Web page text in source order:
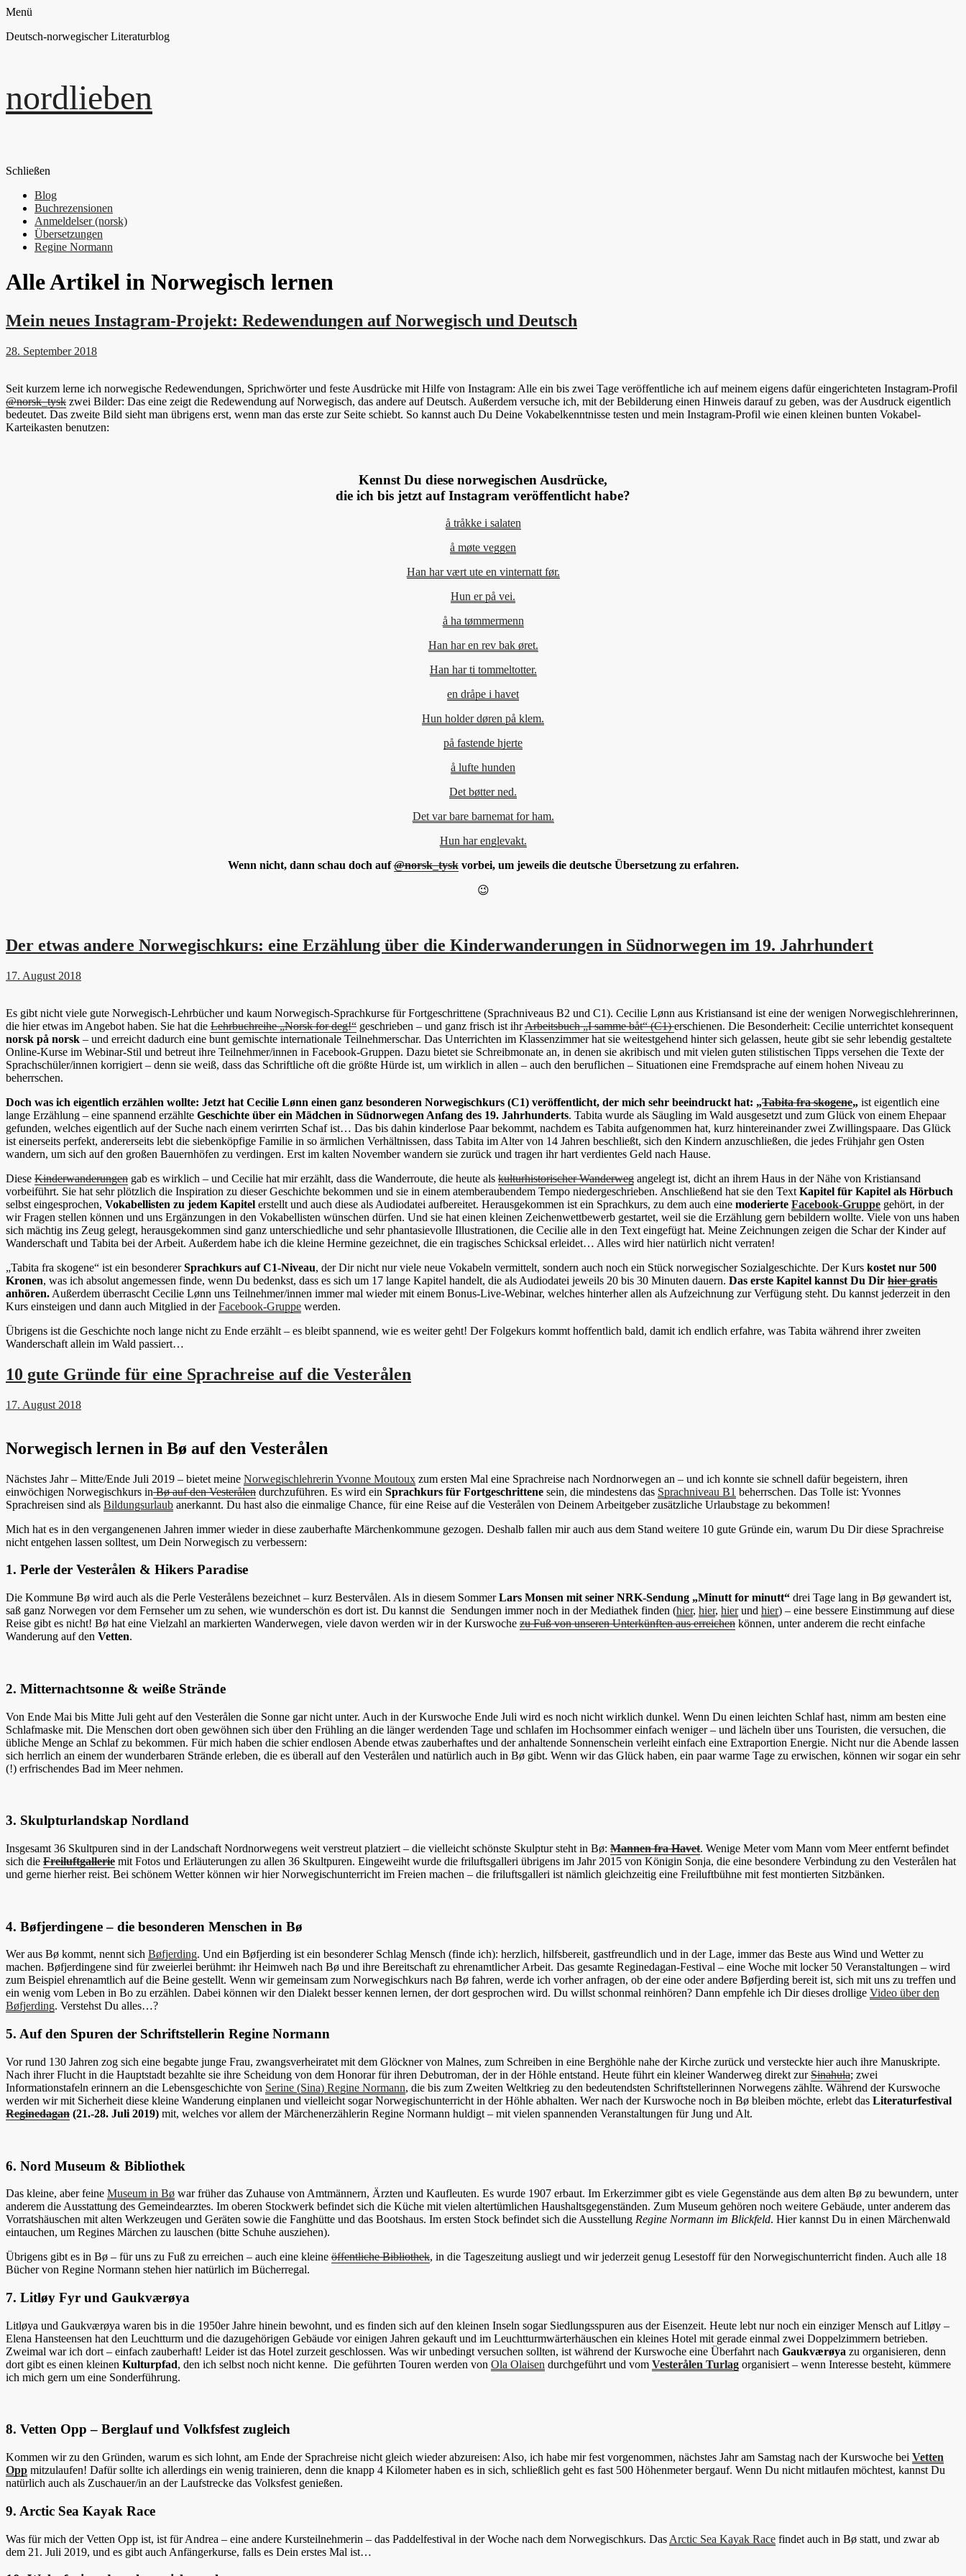
Menü
Deutsch-norwegischer Literaturblog
nordlieben
Schließen
Blog
Buchrezensionen
Anmeldelser (norsk)
Übersetzungen
Regine Normann
Alle Artikel in Norwegisch lernen
Mein neues Instagram-Projekt: Redewendungen auf Norwegisch und Deutsch
28. September 2018
Seit kurzem lerne ich norwegische Redewendungen, Sprichwörter und feste Ausdrücke mit Hilfe von Instagram: Alle ein bis zwei Tage veröffentliche ich auf meinem eigens dafür eingerichteten Instagram-Profil
@norsk_tysk zwei Bilder: Das eine zeigt die Redewendung auf Norwegisch, das andere auf Deutsch. Außerdem versuche ich, mit der Bebilderung einen Hinweis darauf zu geben, was der Ausdruck eigentlich
bedeutet. Das zweite Bild sieht man übrigens erst, wenn man das erste zur Seite schiebt. So kannst auch Du Deine Vokabelkenntnisse testen und mein Instagram-Profil wie einen kleinen bunten Vokabel-
Karteikasten benutzen:
Kennst Du diese norwegischen Ausdrücke,
die ich bis jetzt auf Instagram veröffentlicht habe?
å tråkke i salaten
å møte veggen
Han har vært ute en vinternatt før.
Hun er på vei.
å ha tømmermenn
Han har en rev bak øret.
Han har ti tommeltotter.
en dråpe i havet
Hun holder døren på klem.
på fastende hjerte
å lufte hunden
Det bøtter ned.
Det var bare barnemat for ham.
Hun har englevakt.
Wenn nicht, dann schau doch auf@norsk_tyskvorbei, um jeweils die deutsche Übersetzung zu erfahren.
😉
Der etwas andere Norwegischkurs: eine Erzählung über die Kinderwanderungen in Südnorwegen im 19. Jahrhundert
17. August 2018
Es gibt nicht viele gute Norwegisch-Lehrbücher und kaum Norwegisch-Sprachkurse für Fortgeschrittene (Sprachniveaus B2 und C1). Cecilie Lønn aus Kristiansand ist eine der wenigen Norwegischlehrerinnen,
die hier etwas im Angebot haben. Sie hat die Lehrbuchreihe „Norsk for deg!“ geschrieben – und ganz frisch ist ihrArbeitsbuch „I samme båt“ (C1)erschienen. Die Besonderheit: Cecilie unterrichtet konsequent
norsk på norsk – und erreicht dadurch eine bunt gemischte internationale Teilnehmerschar. Das Unterrichten im Klassenzimmer hat sie weitestgehend hinter sich gelassen, heute gibt sie sehr lebendig gestaltete
Online-Kurse im Webinar-Stil und betreut ihre Teilnehmer/innen in Facebook-Gruppen. Dazu bietet sie Schreibmonate an, in denen sie akribisch und mit vielen guten stilistischen Tipps versehen die Texte der
Sprachschüler/innen korrigiert – denn sie weiß, dass das Schriftliche oft die größte Hürde ist, um wirklich in allen – auch den beruflichen – Situationen eine Fremdsprache auf einem hohen Niveau zu
beherrschen.
Doch was ich eigentlich erzählen wollte: Jetzt hat Cecilie Lønn einen ganz besonderen Norwegischkurs (C1) veröffentlicht, der mich sehr beeindruckt hat: „Tabita fra skogene„ ist eigentlich eine
lange Erzählung – eine spannend erzählte Geschichte über ein Mädchen in Südnorwegen Anfang des 19. Jahrhunderts. Tabita wurde als Säugling im Wald ausgesetzt und zum Glück von einem Ehepaar
gefunden, welches eigentlich auf der Suche nach einem verirrten Schaf ist… Das bis dahin kinderlose Paar bekommt, nachdem es Tabita aufgenommen hat, kurz hintereinander zwei Zwillingspaare. Das Glück
ist einerseits perfekt, andererseits lebt die siebenköpfige Familie in so ärmlichen Verhältnissen, dass Tabita im Alter von 14 Jahren beschließt, sich den Kindern anzuschließen, die jedes Frühjahr gen Osten
wandern, um sich auf den großen Bauernhöfen zu verdingen. Erst im kalten November wandern sie zurück und tragen ihr hart verdientes Geld nach Hause.
Diese Kinderwanderungen gab es wirklich – und Cecilie hat mir erzählt, dass die Wanderroute, die heute als kulturhistorischer Wanderweg angelegt ist, dicht an ihrem Haus in der Nähe von Kristiansand
vorbeiführt. Sie hat sehr plötzlich die Inspiration zu dieser Geschichte bekommen und sie in einem atemberaubendem Tempo niedergeschrieben. Anschließend hat sie den Text Kapitel für Kapitel als Hörbuch
selbst eingesprochen, Vokabellisten zu jedem Kapitel erstellt und auch diese als Audiodatei aufbereitet. Herausgekommen ist ein Sprachkurs, zu dem auch eine moderierte Facebook-Gruppe gehört, in der
wir Fragen stellen können und uns Ergänzungen in den Vokabellisten wünschen dürfen. Und sie hat einen kleinen Zeichenwettbewerb gestartet, weil sie die Erzählung gern bebildern wollte. Viele von uns haben
sich mächtig ins Zeug gelegt, herausgekommen sind ganz unterschiedliche und sehr phantasievolle Illustrationen, die Cecilie alle in den Text eingefügt hat. Meine Zeichnungen zeigen die Schar der Kinder auf
Wanderschaft und Tabita bei der Arbeit. Außerdem habe ich die kleine Hermine gezeichnet, die ein tragisches Schicksal erleidet… Alles wird hier natürlich nicht verraten!
„Tabita fra skogene“ ist ein besondererSprachkurs auf C1-Niveau, der Dir nicht nur viele neue Vokabeln vermittelt, sondern auch noch ein Stück norwegischer Sozialgeschichte. Der Kurs kostet nur 500
Kronen, was ich absolut angemessen finde, wenn Du bedenkst, dass es sich um 17 lange Kapitel handelt, die als Audiodatei jeweils 20 bis 30 Minuten dauern. Das erste Kapitel kannst Du Dir hier gratis
anhören. Außerdem überrascht Cecilie Lønn uns Teilnehmer/innen immer mal wieder mit einem Bonus-Live-Webinar, welches hinterher allen als Aufzeichnung zur Verfügung steht. Du kannst jederzeit in den
Kurs einsteigen und dann auch Mitglied in derFacebook-Gruppe werden.
Übrigens ist die Geschichte noch lange nicht zu Ende erzählt – es bleibt spannend, wie es weiter geht! Der Folgekurs kommt hoffentlich bald, damit ich endlich erfahre, was Tabita während ihrer zweiten
Wanderschaft allein im Wald passiert…
10 gute Gründe für eine Sprachreise auf die Vesterålen
17. August 2018
Norwegisch lernen in Bø auf den Vesterålen
Nächstes Jahr – Mitte/Ende Juli 2019 – bietet meine Norwegischlehrerin Yvonne Moutoux zum ersten Mal eine Sprachreise nach Nordnorwegen an – und ich konnte sie schnell dafür begeistern, ihren
einwöchigen Norwegischkurs inBø auf den Vesterålen durchzuführen. Es wird ein Sprachkurs für Fortgeschrittene sein, die mindestens das Sprachniveau B1 beherrschen. Das Tolle ist: Yvonnes
Sprachreisen sind als Bildungsurlaub anerkannt. Du hast also die einmalige Chance, für eine Reise auf die Vesterålen von Deinem Arbeitgeber zusätzliche Urlaubstage zu bekommen!
Mich hat es in den vergangenenen Jahren immer wieder in diese zauberhafte Märchenkommune gezogen. Deshalb fallen mir auch aus dem Stand weitere 10 gute Gründe ein, warum Du Dir diese Sprachreise
nicht entgehen lassen solltest, um Dein Norwegisch zu verbessern:
1. Perle der Vesterålen & Hikers Paradise
Die Kommune Bø wird auch als die Perle Vesterålens bezeichnet – kurz Bestervålen. Als in diesem SommerLars Monsen mit seiner NRK-Sendung „Minutt for minutt“ drei Tage lang in Bø gewandert ist,
saß ganz Norwegen vor dem Fernseher um zu sehen, wie wunderschön es dort ist. Du kannst die Sendungen immer noch in der Mediathek finden (hier, hier, hierund hier) – eine bessere Einstimmung auf diese
Reise gibt es nicht! Bø hat eine Vielzahl an markierten Wanderwegen, viele davon werden wir in der Kurswoche zu Fuß von unseren Unterkünften aus erreichen können, unter anderem die recht einfache
Wanderung auf den Vetten.
2. Mitternachtsonne & weiße Strände
Von Ende Mai bis Mitte Juli geht auf den Vesterålen die Sonne gar nicht unter. Auch in der Kurswoche Ende Juli wird es noch nicht wirklich dunkel. Wenn Du einen leichten Schlaf hast, nimm am besten eine
Schlafmaske mit. Die Menschen dort oben gewöhnen sich über den Frühling an die länger werdenden Tage und schlafen im Hochsommer einfach weniger – und lächeln über uns Touristen, die versuchen, die
übliche Menge an Schlaf zu bekommen. Für mich haben die schier endlosen Abende etwas zauberhaftes und der anhaltende Sonnenschein verleiht einfach eine Extraportion Energie. Nicht nur die Abende lassen
sich herrlich an einem der wunderbaren Strände erleben, die es überall auf den Vesterålen und natürlich auch in Bø gibt. Wenn wir das Glück haben, ein paar warme Tage zu erwischen, können wir sogar ein sehr
(!) erfrischendes Bad im Meer nehmen.
3. Skulpturlandskap Nordland
Insgesamt 36 Skultpuren sind in der Landschaft Nordnorwegens weit verstreut platziert – die vielleicht schönste Skulptur steht in Bø: Mannen fra Havet. Wenige Meter vom Mann vom Meer entfernt befindet
sich die Freiluftgallerie mit Fotos und Erläuterungen zu allen 36 Skultpuren. Eingeweiht wurde die friluftsgalleri übrigens im Jahr 2015 von Königin Sonja, die eine besondere Verbindung zu den Vesterålen hat
und gerne hierher reist. Bei schönem Wetter können wir hier Norwegischunterricht im Freien machen – die friluftsgalleri ist nämlich gleichzeitig eine Freiluftbühne mit fest montierten Sitzbänken.
4. Bøfjerdingene – die besonderen Menschen in Bø
Wer aus Bø kommt, nennt sich Bøfjerding. Und ein Bøfjerding ist ein besonderer Schlag Mensch (finde ich): herzlich, hilfsbereit, gastfreundlich und in der Lage, immer das Beste aus Wind und Wetter zu
machen. Bøfjerdingene sind für zweierlei berühmt: ihr Heimweh nach Bø und ihre Bereitschaft zu ehrenamtlicher Arbeit. Das gesamte Reginedagan-Festival – eine Woche mit locker 50 Veranstaltungen – wird
zum Beispiel ehrenamtlich auf die Beine gestellt. Wenn wir gemeinsam zum Norwegischkurs nach Bø fahren, werde ich vorher anfragen, ob der eine oder andere Bøfjerding bereit ist, sich mit uns zu treffen und
ein wenig vom Leben in Bo zu erzählen. Dabei können wir den Dialekt besser kennen lernen, der dort gesprochen wird. Du willst schonmal reinhören? Dann empfehle ich Dir dieses drollige Video über den
Bøfjerding. Verstehst Du alles…?
5. Auf den Spuren der Schriftstellerin Regine Normann
Vor rund 130 Jahren zog sich eine begabte junge Frau, zwangsverheiratet mit dem Glöckner von Malnes, zum Schreiben in eine Berghöhle nahe der Kirche zurück und versteckte hier auch ihre Manuskripte.
Nach ihrer Flucht in die Hauptstadt bezahlte sie ihre Scheidung von dem Honorar für ihren Debutroman, der in der Höhle entstand. Heute führt ein kleiner Wanderweg direkt zurSinahula; zwei
Informationstafeln erinnern an die Lebensgeschichte von Serine (Sina) Regine Normann, die bis zum Zweiten Weltkrieg zu den bedeutendsten Schriftstellerinnen Norwegens zählte. Während der Kurswoche
werden wir mit Sicherheit diese kleine Wanderung einplanen und vielleicht sogar Norwegischunterricht in der Höhle abhalten. Wer nach der Kurswoche noch in Bø bleiben möchte, erlebt das Literaturfestival
Reginedagan (21.-28. Juli 2019) mit, welches vor allem der Märchenerzählerin Regine Normann huldigt – mit vielen spannenden Veranstaltungen für Jung und Alt.
6. Nord Museum & Bibliothek
Das kleine, aber feine Museum in Bø war früher das Zuhause von Amtmännern, Ärzten und Kaufleuten. Es wurde 1907 erbaut. Im Erkerzimmer gibt es viele Gegenstände aus dem alten Bø zu bewundern, unter
anderem die Ausstattung des Gemeindearztes. Im oberen Stockwerk befindet sich die Küche mit vielen altertümlichen Haushaltsgegenständen. Zum Museum gehören noch weitere Gebäude, unter anderem das
Vorratshäuschen mit alten Werkzeugen und Geräten sowie die Fanghütte und das Bootshaus. Im ersten Stock befindet sich die Ausstellung Regine Normann im Blickfeld. Hier kannst Du in einen Märchenwald
eintauchen, um Regines Märchen zu lauschen (bitte Schuhe ausziehen).
Übrigens gibt es in Bø – für uns zu Fuß zu erreichen – auch eine kleine öffentliche Bibliothek, in die Tageszeitung ausliegt und wir jederzeit genug Lesestoff für den Norwegischunterricht finden. Auch alle 18
Bücher von Regine Normann stehen hier natürlich im Bücherregal.
7. Litløy Fyr und Gaukværøya
Litløya und Gaukværøya waren bis in die 1950er Jahre hinein bewohnt, und es finden sich auf den kleinen Inseln sogar Siedlungsspuren aus der Eisenzeit. Heute lebt nur noch ein einziger Mensch auf Litløy –
Elena Hansteensen hat den Leuchtturm und die dazugehörigen Gebäude vor einigen Jahren gekauft und im Leuchtturmwärterhäuschen ein kleines Hotel mit gerade einmal zwei Doppelzimmern betrieben.
Zweimal war ich dort – einfach zauberhaft! Leider ist das Hotel zurzeit geschlossen. Was wir unbedingt versuchen sollten, ist während der Kurswoche eine Überfahrt nach Gaukværøya zu organisieren, denn
dort gibt es einen kleinen Kulturpfad, den ich selbst noch nicht kenne. Die geführten Touren werden von Ola Olaisen durchgeführt und vom Vesterålen Turlag organisiert – wenn Interesse besteht, kümmere
ich mich gern um eine Sonderführung.
8. Vetten Opp – Berglauf und Volkfsfest zugleich
Kommen wir zu den Gründen, warum es sich lohnt, am Ende der Sprachreise nicht gleich wieder abzureisen: Also, ich habe mir fest vorgenommen, nächstes Jahr am Samstag nach der Kurswoche bei Vetten
Opp mitzulaufen! Dafür sollte ich allerdings ein wenig trainieren, denn die knapp 4 Kilometer haben es in sich, schließlich geht es fast 500 Höhenmeter bergauf. Wenn Du nicht mitlaufen möchtest, kannst Du
natürlich auch als Zuschauer/in an der Laufstrecke das Volksfest genießen.
9. Arctic Sea Kayak Race
Was für mich der Vetten Opp ist, ist für Andrea – eine andere Kursteilnehmerin – das Paddelfestival in der Woche nach dem Norwegischkurs. Das Arctic Sea Kayak Race findet auch in Bø statt, und zwar ab
dem 21. Juli 2019, und es gibt auch Anfängerkurse, falls es Dein erstes Mal ist…